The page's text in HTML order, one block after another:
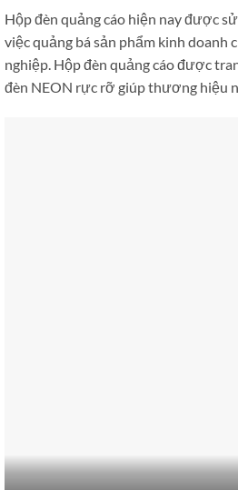
Hộp đèn quảng cáo hiện nay được
việc quảng bá sản phẩm kinh doanh
nghiệp. Hộp đèn quảng cáo được
đèn NEON rực rỡ giúp thương hiệu